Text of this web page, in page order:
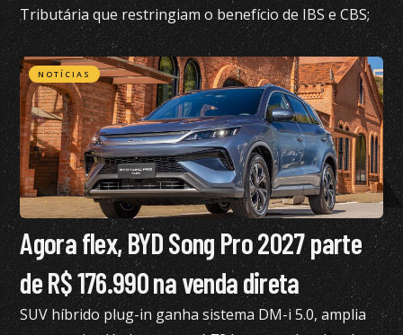
Tributária que restringiam o benefício de IBS e CBS;
confira todos os detalhes
NOTÍCIAS
Agora flex, BYD Song Pro 2027 parte
de R$ 176.990 na venda direta
SUV híbrido plug-in ganha sistema DM-i 5.0, amplia